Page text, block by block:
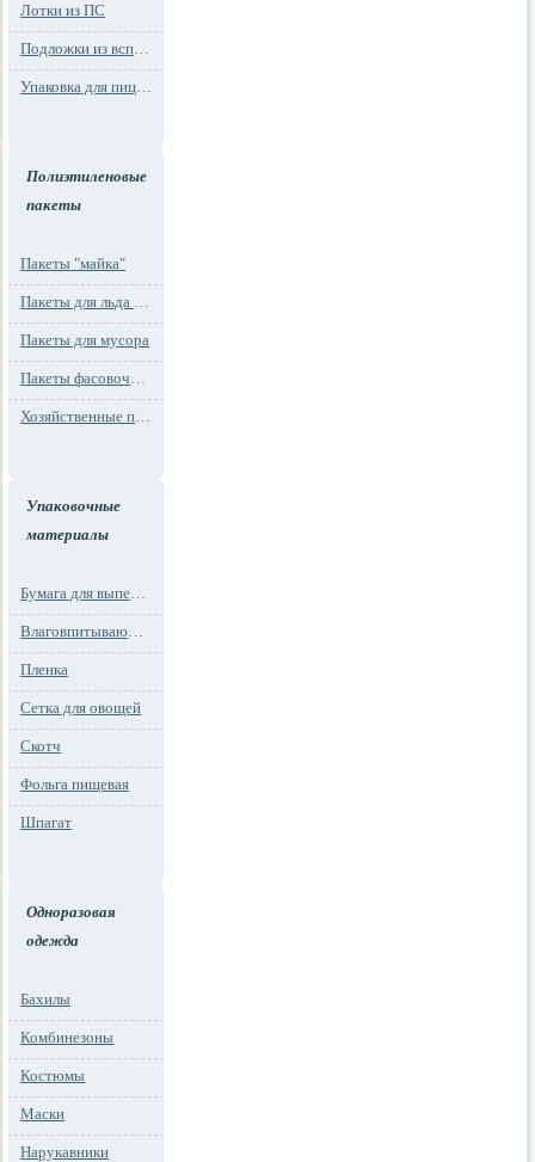
Лотки из ПС
Подложки из вспененного ПС
Упаковка для пиццы
Полиэтиленовые
пакеты
Пакеты "майка"
Пакеты для льда и заморозки
Пакеты для мусора
Пакеты фасовочные
Хозяйственные пакеты
Упаковочные
материалы
Бумага для выпечки
Влаговпитывающие вкладыши
Пленка
Сетка для овощей
Скотч
Фольга пищевая
Шпагат
Одноразовая
одежда
Бахилы
Комбинезоны
Костюмы
Маски
Нарукавники